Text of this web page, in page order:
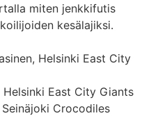
miten jenkkifutis
kesälajiksi.
Helsinki East City
Helsinki East City Giants
Crocodiles